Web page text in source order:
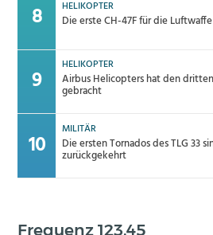
HELIKOPTER
Die erste CH-47F für die
HELIKOPTER
Airbus Helicopters hat den
gebracht
MILITÄR
Die ersten Tornados des TLG 33
zurückgekehrt
Frequenz 123,45